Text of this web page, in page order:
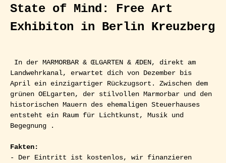
State of Mind: Free Art
Exhibiton in Berlin Kreuzberg
Landwehrkanal, erwartet dich von Dezember bis
April ein einzigartiger Rückzugsort. Zwischen dem
grünen OELgarten, der stilvollen Marmorbar und den
historischen Mauern des ehemaligen Steuerhauses
entsteht ein Raum für Lichtkunst, Musik und
Begegnung .
Fakten:
- Der Eintritt ist kostenlos, wir finanzieren